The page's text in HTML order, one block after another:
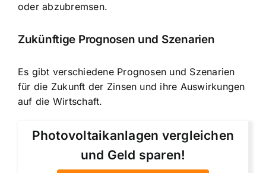
oder abzubremsen.
Zukünftige Prognosen und Szenarien
Es gibt verschiedene Prognosen und Szenarien
für die Zukunft der Zinsen und ihre Auswirkungen
auf die Wirtschaft.
Photovoltaikanlagen vergleichen
und Geld sparen!